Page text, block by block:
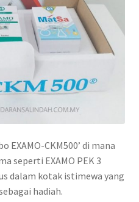
EXAMO-CKM500’ di mana
seperti EXAMO PEK 3
dalam kotak istimewa yang
hadiah.